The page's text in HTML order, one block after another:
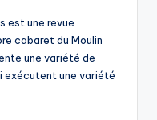
est une revue
cabaret du Moulin
une variété de
exécutent une variété